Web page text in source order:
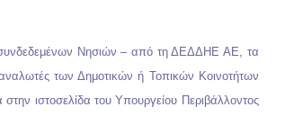
Νησιών – από τη ΔΕΔΔΗΕ ΑΕ, τα
των Δημοτικών ή Τοπικών Κοινοτήτων
ιστοσελίδα του Υπουργείου Περιβάλλοντος